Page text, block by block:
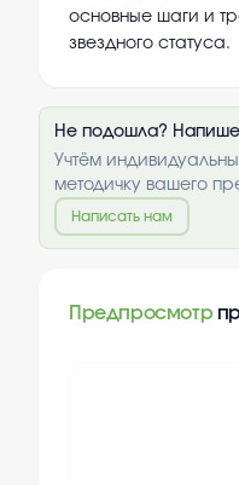
основные шаги и
звездного статуса.
Не подошла?
Учтём
методичку вашего
Написать нам
Предпросмотр